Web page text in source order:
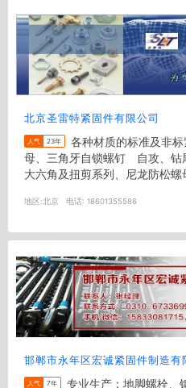
北京圣雷特紧固件有限公司
人气 23年
母、三角牙自锁螺钉 自攻、钻
大六角及扭剪系列、尼龙防松
地区:北京 电话: 18601355586
邯郸市永年区宏诚紧固件制造有
人气 7年